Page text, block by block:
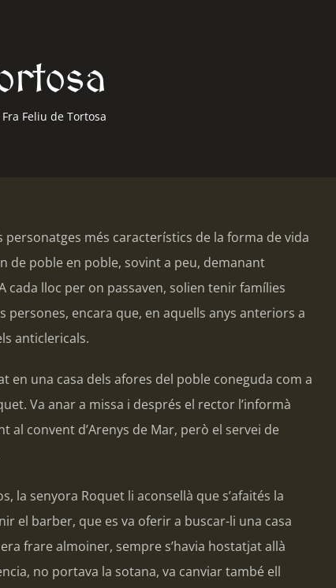
Fra Feliu de Tortosa
més característics de la forma de vida
de poble en poble, sovint a peu, demanant
lloc per on passaven, solien tenir famílies
encara que, en aquells anys anteriors a
anticlericals.
en una casa dels afores del poble coneguda com a
Va anar a missa i després el rector l’informà
al convent d’Arenys de Mar, però el servei de
la senyora Roquet li aconsellà que s’afaités la
el barber, que es va oferir a buscar-li una casa
frare almoiner, sempre s’havia hostatjat allà
no portava la sotana, va canviar també ell